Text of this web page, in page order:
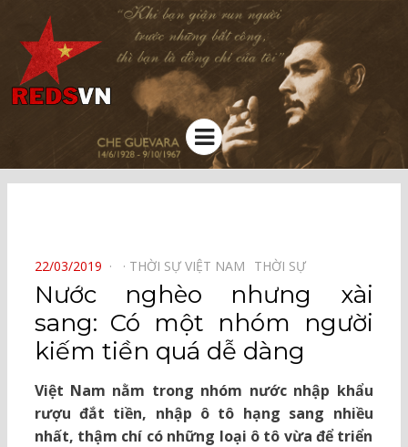
Kênh chia sẻ tri thức cộng đồng
Menu
POSTED
ON
22/03/2019 THỜI SỰ VIỆT NAM⠀ THỜI SỰ⠀
Nước nghèo nhưng xài
sang: Có một nhóm người
kiếm tiền quá dễ dàng
Việt Nam nằm trong nhóm nước nhập khẩu
rượu đắt tiền, nhập ô tô hạng sang nhiều
nhất, thậm chí có những loại ô tô vừa để triển